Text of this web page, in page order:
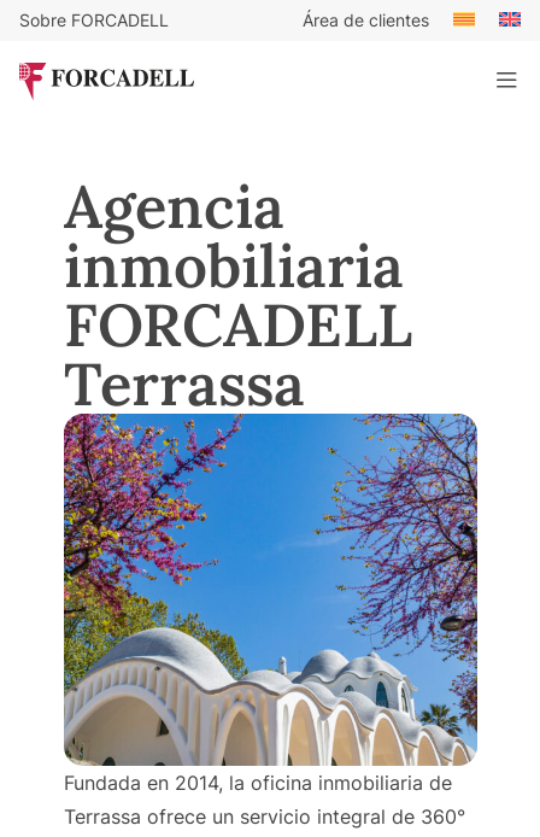
Sobre FORCADELL Área de clientes
Agencia
inmobiliaria
FORCADELL
Terrassa
Fundada en 2014, la oficina inmobiliaria de
Terrassa ofrece un servicio integral de 360°